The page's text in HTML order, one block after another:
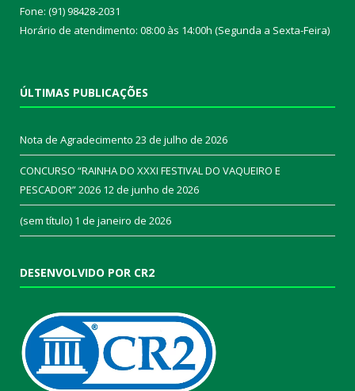
Fone: (91) 98428-2031
Horário de atendimento: 08:00 às 14:00h (Segunda a Sexta-Feira)
ÚLTIMAS PUBLICAÇÕES
Nota de Agradecimento 23 de julho de 2026
CONCURSO “RAINHA DO XXXI FESTIVAL DO VAQUEIRO E
PESCADOR” 2026 12 de junho de 2026
(sem título) 1 de janeiro de 2026
DESENVOLVIDO POR CR2